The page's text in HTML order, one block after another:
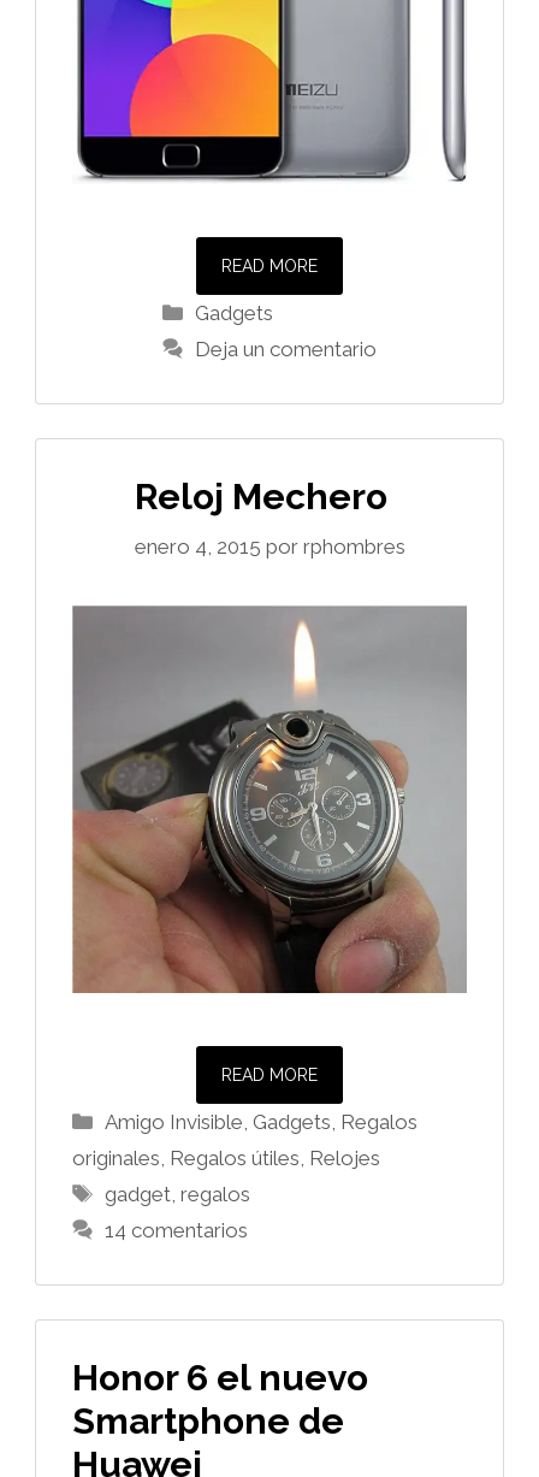
READ MORE
Categorías
Gadgets
Deja un comentario
Reloj Mechero
enero 4, 2015 por rphombres
READ MORE
Categorías
Amigo Invisible, Gadgets, Regalos
originales, Regalos útiles, Relojes
Etiquetas
gadget,regalos
14 comentarios
Honor 6 el nuevo
Smartphone de
Huawei